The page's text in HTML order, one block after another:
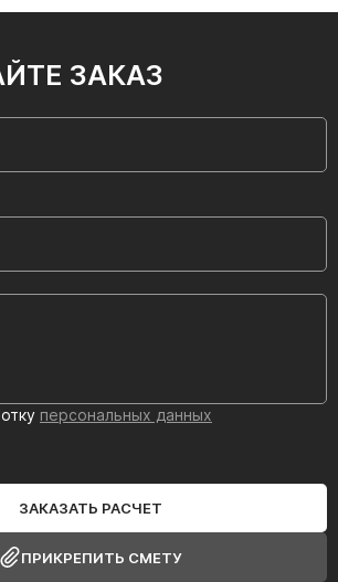
ЗАКАЗ
персональных данных
ЗАКАЗАТЬ РАСЧЕТ
ПРИКРЕПИТЬ СМЕТУ